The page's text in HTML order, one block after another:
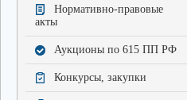
Нормативно-правовые
акты
Аукционы по 615 ПП РФ
Конкурсы, закупки